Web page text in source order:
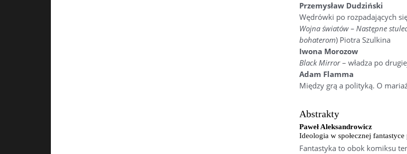
Przemysław Dudziński
Wędrówki po rozpadających
Wojna światów – Następne
bohaterom) Piotra Szulkina
Iwona Morozow
Black Mirror– władza po
Adam Flamma
Między grą a polityką. O
Abstrakty
Paweł Aleksandrowicz
Ideologia w społecznej
Fantastyka to obok komiksu